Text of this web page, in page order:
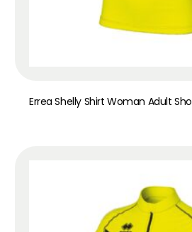
Errea Shelly Shirt Woman Adult